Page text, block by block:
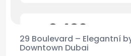
29 Boulevard – Elegantní
Downtown Dubai